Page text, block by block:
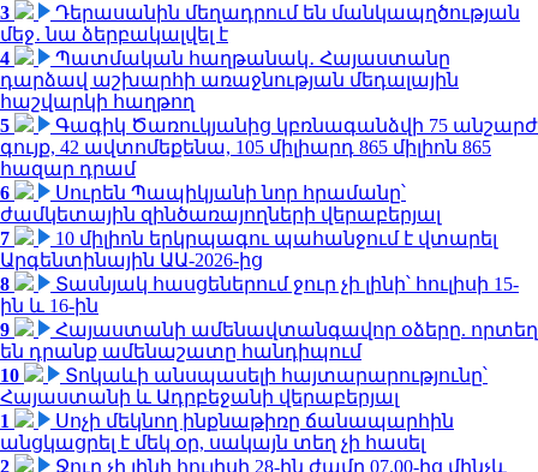
3
Դերասանին մեղադրում են մանկապղծության
մեջ․ նա ձերբակալվել է
4
Պատմական հաղթանակ․ Հայաստանը
դարձավ աշխարհի առաջնության մեդալային
հաշվարկի հաղթող
5
Գագիկ Ծառուկյանից կբռնագանձվի 75 անշարժ
գույք, 42 ավտոմեքենա, 105 միլիարդ 865 միլիոն 865
հազար դրամ
6
Սուրեն Պապիկյանի նոր հրամանը՝
ժամկետային զինծառայողների վերաբերյալ
7
10 միլիոն երկրպագու պահանջում է վտարել
Արգենտինային ԱԱ-2026-ից
8
Տասնյակ հասցեներում ջուր չի լինի՝ հուլիսի 15-
ին և 16-ին
9
Հայաստանի ամենավտանգավոր օձերը. որտեղ
են դրանք ամենաշատը հանդիպում
10
Տոկաևի անսպասելի հայտարարությունը՝
Հայաստանի և Ադրբեջանի վերաբերյալ
1
Սոչի մեկնող ինքնաթիռը ճանապարհին
անցկացրել է մեկ օր, սակայն տեղ չի հասել
2
Ջուր չի լինի հուլիսի 28-ին ժամը 07.00-ից մինչև